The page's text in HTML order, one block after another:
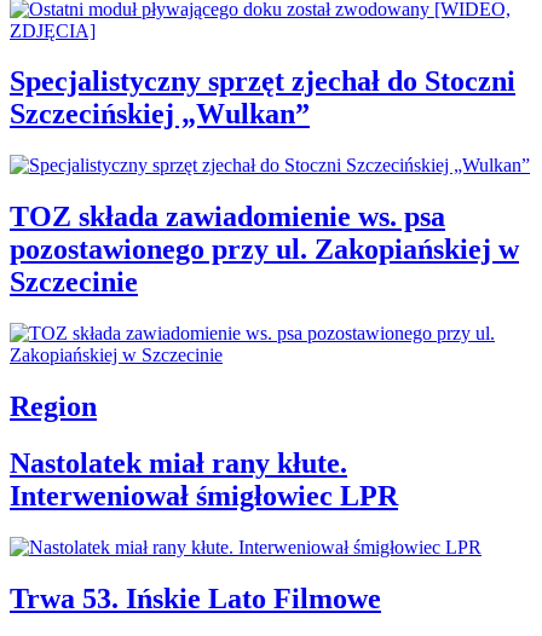
Specjalistyczny sprzęt zjechał do Stoczni
Szczecińskiej „Wulkan”
TOZ składa zawiadomienie ws. psa
pozostawionego przy ul. Zakopiańskiej w
Szczecinie
Region
Nastolatek miał rany kłute.
Interweniował śmigłowiec LPR
Trwa 53. Ińskie Lato Filmowe